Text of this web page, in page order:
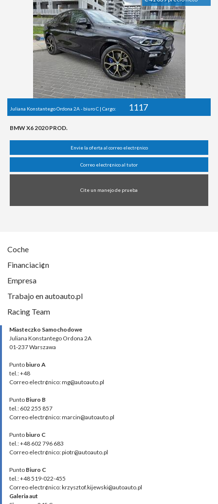
Juliana Konstantego Ordona 2A - biuro C | Cargo: 1117
BMW X6 2020 PROD.
Envie la oferta al correo electr¢nico
Correo electr¢nico al tutor
Cite un manejo de prueba
Coche
Financiaci¢n
Empresa
Trabajo en autoauto.pl
Racing Team
Miasteczko Samochodowe
Juliana Konstantego Ordona 2A
01-237 Warszawa
Punto biuro A
tel.: +48
Correo electr¢nico: mg@autoauto.pl
Punto Biuro B
tel.: 602 255 857
Correo electr¢nico: marcin@autoauto.pl
Punto biuro C
tel.: +48 602 796 683
Correo electr¢nico: piotr@autoauto.pl
Punto Biuro C
tel.: +48 519-022-455
Correo electr¢nico: krzysztof.kijewski@autoauto.pl
Galeria aut